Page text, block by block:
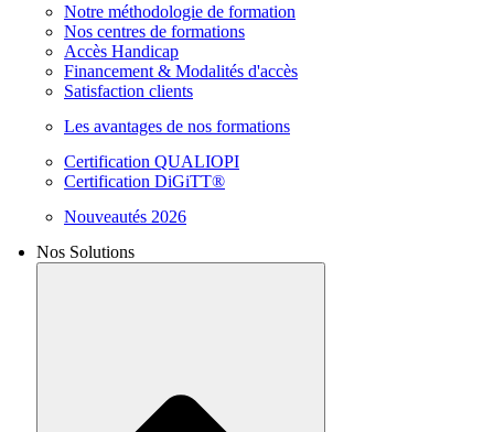
Notre méthodologie de formation
Nos centres de formations
Accès Handicap
Financement & Modalités d'accès
Satisfaction clients
Les avantages de nos formations
Certification QUALIOPI
Certification DiGiTT®
Nouveautés 2026
Nos Solutions